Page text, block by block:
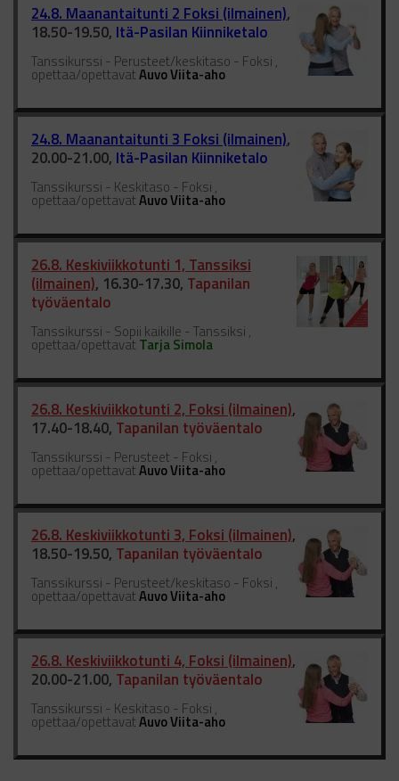
24.8. Maanantaitunti 2 Foksi (ilmainen),
18.50-19.50, Itä-Pasilan Kiinniketalo
Tanssikurssi - Perusteet/keskitaso - Foksi ,
opettaa/opettavatAuvo Viita-aho
24.8. Maanantaitunti 3 Foksi (ilmainen),
20.00-21.00, Itä-Pasilan Kiinniketalo
Tanssikurssi - Keskitaso - Foksi ,
opettaa/opettavatAuvo Viita-aho
26.8. Keskiviikkotunti 1, Tanssiksi
(ilmainen), 16.30-17.30, Tapanilan
työväentalo
Tanssikurssi - Sopii kaikille - Tanssiksi ,
opettaa/opettavat Tarja Simola
26.8. Keskiviikkotunti 2, Foksi (ilmainen),
17.40-18.40, Tapanilan työväentalo
Tanssikurssi - Perusteet - Foksi ,
opettaa/opettavatAuvo Viita-aho
26.8. Keskiviikkotunti 3, Foksi (ilmainen),
18.50-19.50, Tapanilan työväentalo
Tanssikurssi - Perusteet/keskitaso - Foksi ,
opettaa/opettavatAuvo Viita-aho
26.8. Keskiviikkotunti 4, Foksi (ilmainen),
20.00-21.00, Tapanilan työväentalo
Tanssikurssi - Keskitaso - Foksi ,
opettaa/opettavatAuvo Viita-aho